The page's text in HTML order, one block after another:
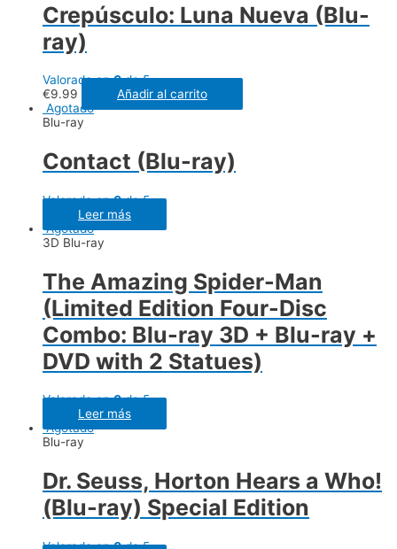
Crepúsculo: Luna Nueva (Blu-
ray)
Valorado en0de 5
€9.99
Añadir al carrito
Agotado
Blu-ray
Contact (Blu-ray)
Valorado en0de 5
Leer más
Agotado
3D Blu-ray
The Amazing Spider-Man
(Limited Edition Four-Disc
Combo: Blu-ray 3D + Blu-ray +
DVD with 2 Statues)
Valorado en0de 5
Leer más
Agotado
Blu-ray
Dr. Seuss, Horton Hears a Who!
(Blu-ray) Special Edition